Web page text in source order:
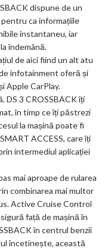
dispune de un
ca informațiile
instantaneu, iar
îndemână.
de aici fiind un alt atu
infotainment oferă și
Apple CarPlay.
DS 3 CROSSBACK îți
în timp ce îți păstrezi
la mașină poate fi
ACCESS, care îți
intermediul aplicației
mai aproape de rularea
combinarea mai multor
Active Cruise Control
față de mașină în
în centrul benzii
încetinește, această